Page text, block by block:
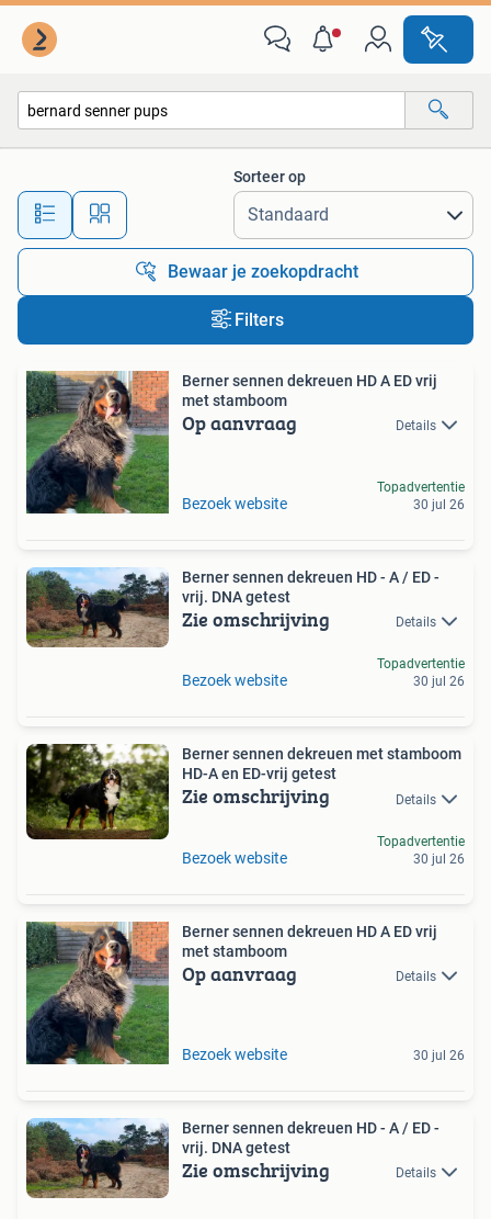
Alle afstanden…
Sorteer op
Bewaar je zoekopdracht
Filters
Berner sennen dekreuen HD A ED vrij
met stamboom
Op aanvraag Details
Bezoek website
Topadvertentie
30 jul 26
Berner sennen dekreuen HD - A / ED -
vrij. DNA getest
Zie omschrijving Details
Bezoek website
Topadvertentie
30 jul 26
Berner sennen dekreuen met stamboom
HD-A en ED-vrij getest
Zie omschrijving Details
Bezoek website
Topadvertentie
30 jul 26
Berner sennen dekreuen HD A ED vrij
met stamboom
Op aanvraag Details
Bezoek website 30 jul 26
Berner sennen dekreuen HD - A / ED -
vrij. DNA getest
Zie omschrijving Details